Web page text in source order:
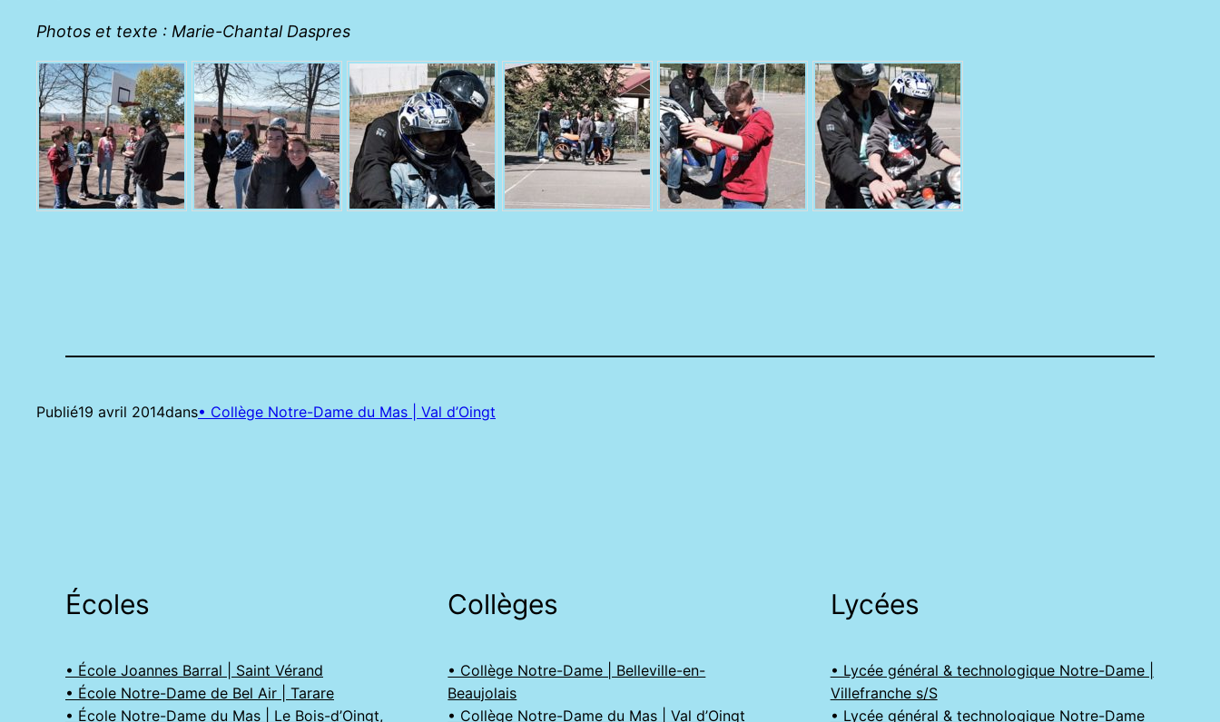
Photos et texte : Marie-Chantal Daspres
Publié19 avril 2014dans• Collège Notre-Dame du Mas | Val d’Oingt
Écoles
• École Joannes Barral | Saint Vérand
• École Notre-Dame de Bel Air | Tarare
• École Notre-Dame du Mas | Le Bois-d’Oingt,
Collèges
• Collège Notre-Dame | Belleville-en-
Beaujolais
• Collège Notre-Dame du Mas | Val d’Oingt
Lycées
• Lycée général & technologique Notre-Dame |
Villefranche s/S
• Lycée général & technologique Notre-Dame